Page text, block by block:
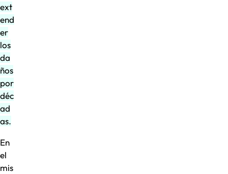
ext
end
er
los
da
ños
por
déc
ad
as.
En
el
mis